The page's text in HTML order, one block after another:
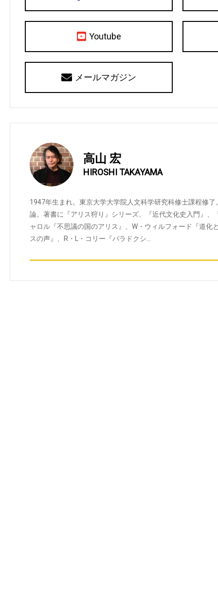
Youtube
メールマガジン
高山 宏
HIROSHI TAKAYAMA
1947年生まれ。東京大学大学院人文科学研究科修士課程修
論。著書に『アリス狩り』シリーズ、『近代文化史入門』、
ャロル『不思議の国のアリス』、W・ウィルフォード『道化
スの声』、R・L・コリー『パラドクシ…